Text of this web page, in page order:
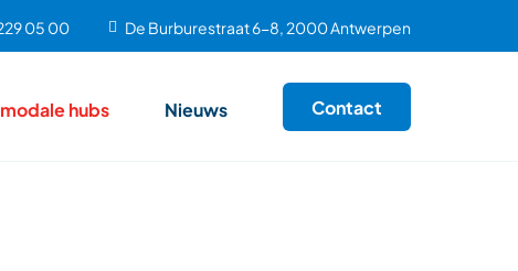
05 00 De Burburestraat 6-8, 2000 Antwerpen
hubs Nieuws Contact